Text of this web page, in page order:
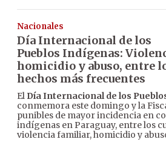
Nacionales
Día Internacional de los
Pueblos Indígenas:
homicidio y abuso, entre
hechos más frecuentes
El Día Internacional de los
conmemora este domingo y la
punibles de mayor incidencia en
indígenas en Paraguay, entre los
violencia familiar, homicidio y